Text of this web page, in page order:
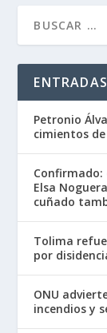
Petronio
cimientos
Elsa
cuñado
Tolima
por
ONU
incendios y